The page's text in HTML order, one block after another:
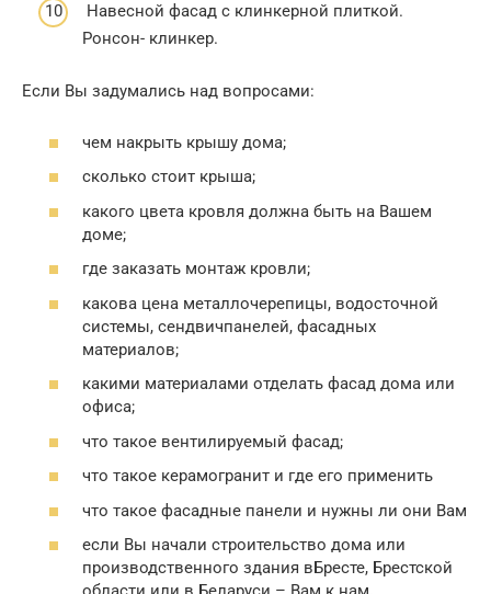
Навесной фасад с клинкерной плиткой.
Ронсон- клинкер.
Если Вы задумались над вопросами:
чем накрыть крышу дома;
сколько стоит крыша;
какого цвета кровля должна быть на Вашем
доме;
где заказать монтаж кровли;
какова цена металлочерепицы, водосточной
системы, сендвичпанелей, фасадных
материалов;
какими материалами отделать фасад дома или
офиса;
что такое вентилируемый фасад;
что такое керамогранит и где его применить
что такое фасадные панели и нужны ли они Вам
если Вы начали строительство дома или
производственного здания вБресте, Брестской